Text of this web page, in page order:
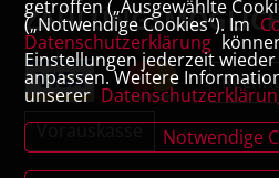
Vorauskasse
getroffen („Ausgewählte
(„Notwendige Cookies“). Im
Datenschutzerklärung
Einstellungen jederzeit
anpassen. Weitere
unserer
Notwendige